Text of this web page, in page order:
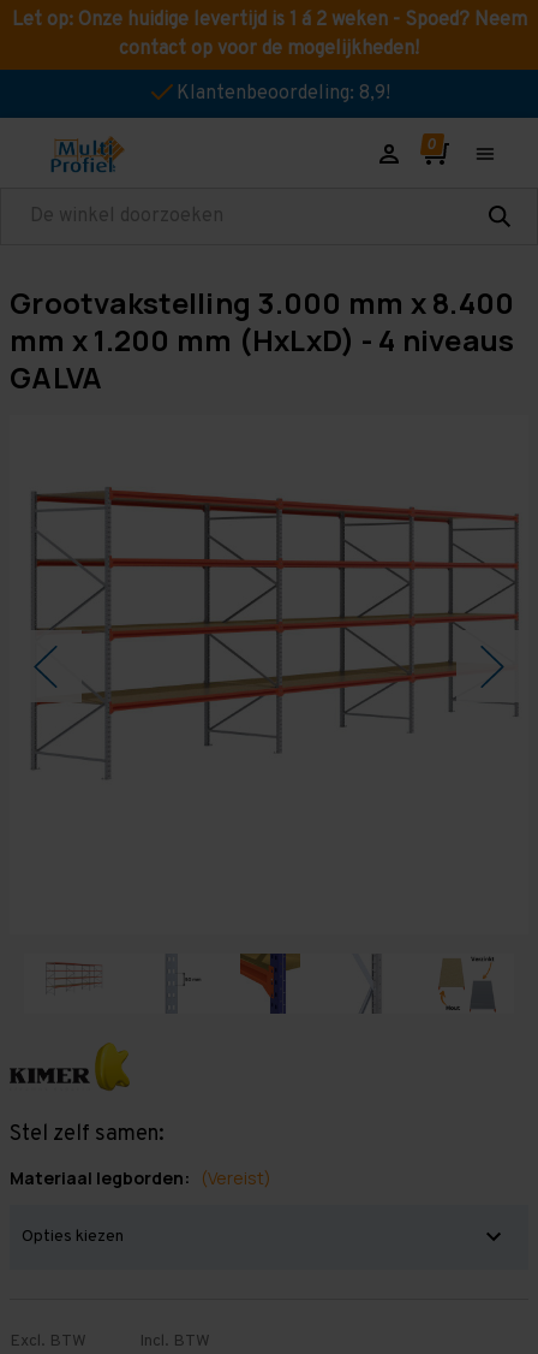
Let op: Onze huidige levertijd is 1 á 2 weken - Spoed? Neem
contact op voor de mogelijkheden!
Klantenbeoordeling: 8,9!
Zoeken
Grootvakstelling 3.000 mm x 8.400
mm x 1.200 mm (HxLxD) - 4 niveaus
GALVA
Stel zelf samen:
Materiaal legborden: (Vereist)
Excl. BTW Incl. BTW